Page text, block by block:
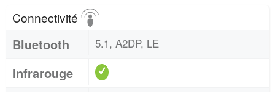
Connectivité
Bluetooth 5.1, A2DP, LE
Infrarouge